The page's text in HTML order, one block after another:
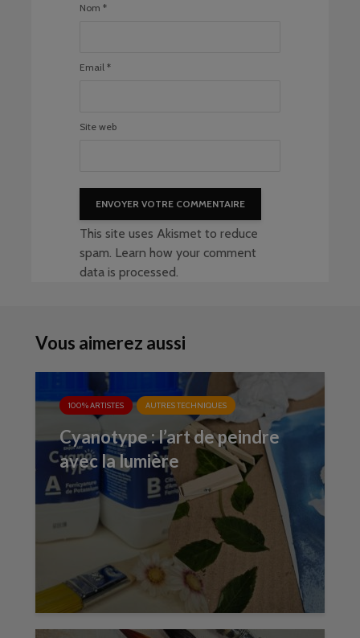
Nom *
Email *
Site web
This site uses Akismet to reduce
spam. Learn how your comment
data is processed.
Vous aimerez aussi
100% ARTISTES AUTRES TECHNIQUES
Cyanotype : l’art de peindre
avec la lumière